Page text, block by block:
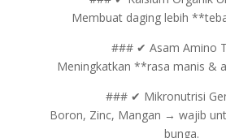
Membuat daging lebih
### ✔ Asam Amino
Meningkatkan **rasa manis &
### ✔ Mikronutrisi
Boron, Zinc, Mangan → wajib
bunga.